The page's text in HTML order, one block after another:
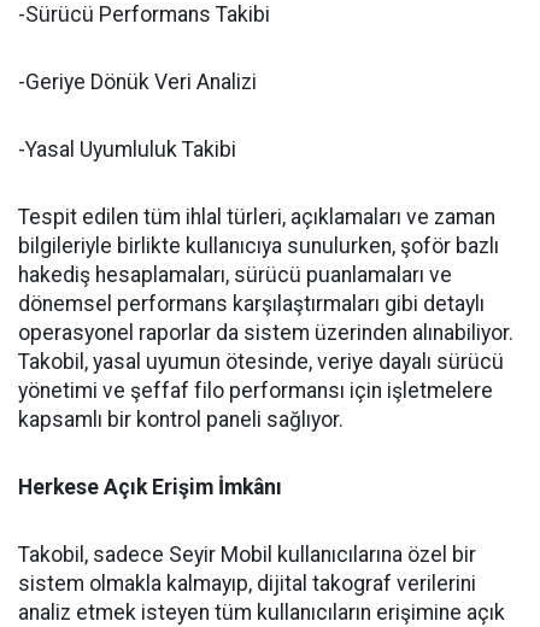
-Sürücü Performans Takibi
-Geriye Dönük Veri Analizi
-Yasal Uyumluluk Takibi
Tespit edilen tüm ihlal türleri, açıklamaları ve zaman
bilgileriyle birlikte kullanıcıya sunulurken, şoför bazlı
hakediş hesaplamaları, sürücü puanlamaları ve
dönemsel performans karşılaştırmaları gibi detaylı
operasyonel raporlar da sistem üzerinden alınabiliyor.
Takobil, yasal uyumun ötesinde, veriye dayalı sürücü
yönetimi ve şeffaf filo performansı için işletmelere
kapsamlı bir kontrol paneli sağlıyor.
Herkese Açık Erişim İmkânı
Takobil, sadece Seyir Mobil kullanıcılarına özel bir
sistem olmakla kalmayıp, dijital takograf verilerini
analiz etmek isteyen tüm kullanıcıların erişimine açık